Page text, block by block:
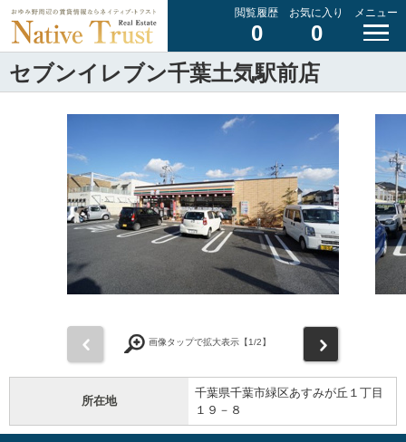
閲覧履歴
0
お気に入り
0
メニュー
セブンイレブン千葉土気駅前店
画像タップで拡大表示【1/2】
所在地
千葉県千葉市緑区あすみが丘１丁目
１９－８